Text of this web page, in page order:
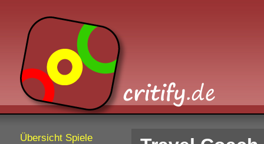
Übersicht Spiele